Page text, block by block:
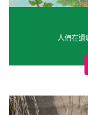
人們在遺